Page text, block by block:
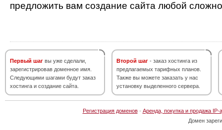
предложить вам создание сайта любой
Первый шаг вы уже сделали,
зарегистрировав доменное имя.
Следующими шагами будут заказ
хостинга и создание сайта.
Второй шаг - заказ хостинга из
предлагаемых тарифных планов.
Также вы можете заказать у нас
установку выделенного сервера.
Регистрация доменов· Аренда, покупка и продажа IP-
Домен